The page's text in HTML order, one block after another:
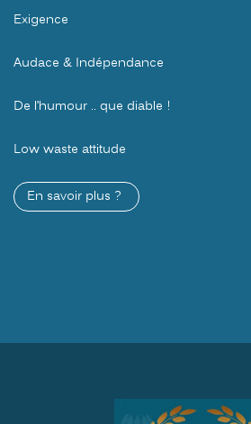
Exigence
Audace & Indépendance
De l’humour .. que diable !
Low waste attitude
En savoir plus ?